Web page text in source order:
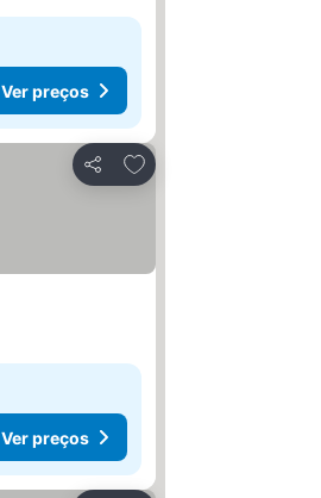
Ver preços
Partilhar
Adicionar aos favoritos
Ver preços